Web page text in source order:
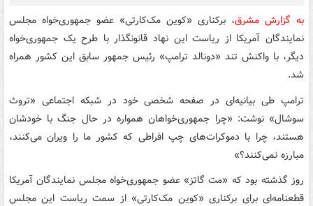
به گزارش مشرق، برکناری «کوین مک‌کارتی» عضو جمهوری‌خواه مجلس
نمایندگان آمریکا از ریاست این نهاد قانونگذار با طرح یک جمهوری‌خواه
دیگر، با واکنش تند «دونالد ترامپ» رئیس جمهور سابق این کشور همراه
شد.
ترامپ طی بیانیه‌ای در صفحه شخصی خود در شبکه اجتماعی «تروث
سوشال» نوشت: «چرا جمهوری‌خواهان همواره در حال جنگ با خودشان
هستند، چرا با دموکرات‌های چپ افراطی که کشور ما را ویران می‌کنند،
مبارزه نمی‌کنند؟»
روز گذشته بود که «مت گاتز» عضو جمهوری‌خواه مجلس نمایندگان آمریکا
قطعنامه‌ای برای برکناری «کوین مک‌کارتی» از سمت ریاست این مجلس